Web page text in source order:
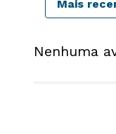
Mais
Nenhuma